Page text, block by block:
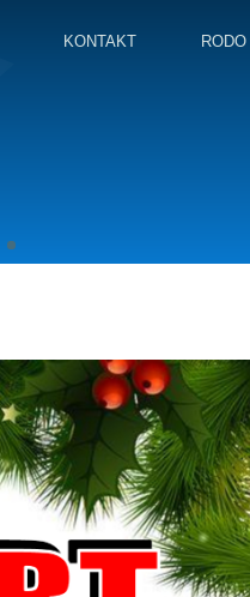
KONTAKT RODO